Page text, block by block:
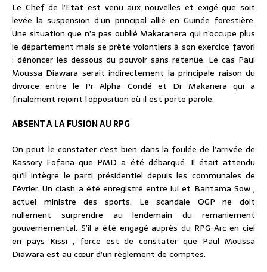
Le Chef de l’Etat est venu aux nouvelles et exigé que soit
levée la suspension d’un principal allié en Guinée forestière.
Une situation que n’a pas oublié Makaranera qui n’occupe plus
le département mais se prête volontiers à son exercice favori
: dénoncer les dessous du pouvoir sans retenue. Le cas Paul
Moussa Diawara serait indirectement la principale raison du
divorce entre le Pr Alpha Condé et Dr Makanera qui a
finalement rejoint l’opposition où il est porte parole.
ABSENT A LA FUSION AU RPG
On peut le constater c’est bien dans la foulée de l’arrivée de
Kassory Fofana que PMD a été débarqué. Il était attendu
qu’il intègre le parti présidentiel depuis les communales de
Février. Un clash a été enregistré entre lui et Bantama Sow ,
actuel ministre des sports. Le scandale OGP ne doit
nullement surprendre au lendemain du remaniement
gouvernemental. S’il a été engagé auprès du RPG-Arc en ciel
en pays Kissi , force est de constater que Paul Moussa
Diawara est au cœur d’un règlement de comptes.